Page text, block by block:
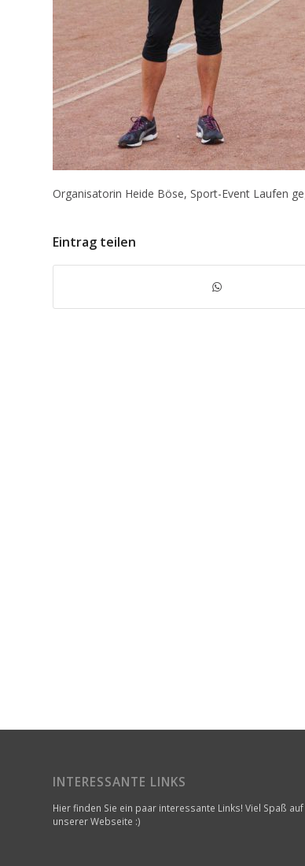
Organisatorin Heide Böse, Sport-Event Laufen
Eintrag teilen
INTERESSANTE LINKS
Hier finden Sie ein paar interessante Links! Viel Spaß auf
unserer Webseite :)